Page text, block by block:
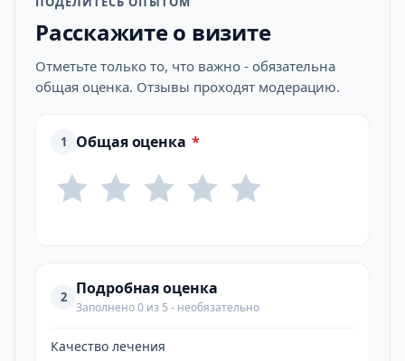
Расскажите о визите
Отметьте только то, что важно - обязательна
общая оценка. Отзывы проходят модерацию.
1 Общая оценка *
2 Подробная оценка
Заполнено 0 из 5 - необязательно
Качество лечения